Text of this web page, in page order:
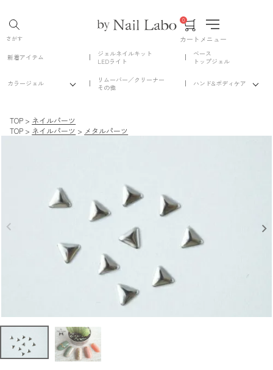
さがす カート
0
メニュー
新着アイテム
ジェルネイルキット
LEDライト
ベース
トップジェル
カラージェル
リムーバー／クリーナー
その他
ハンド&ボディケア
TOP
ネイルパーツ
TOP
ネイルパーツ メタルパーツ